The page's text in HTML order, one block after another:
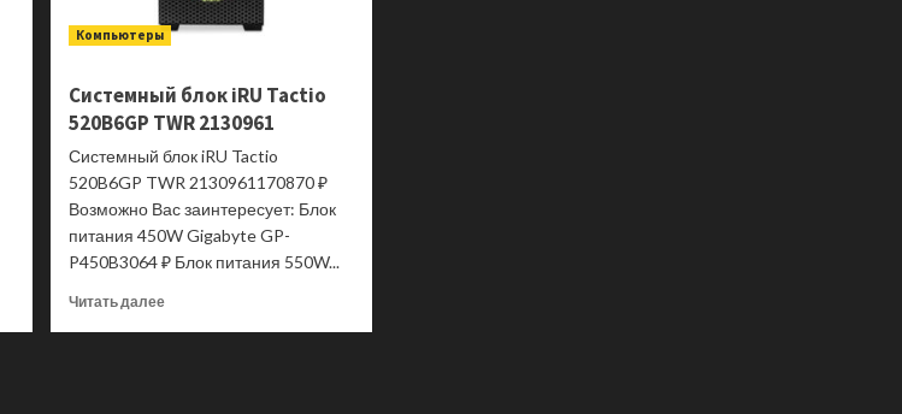
Компьютеры
Системный блок iRU Tactio
520B6GP TWR 2130961
Системный блок iRU Tactio
520B6GP TWR 2130961170870 ₽
Возможно Вас заинтересует: Блок
питания 450W Gigabyte GP-
P450B3064 ₽ Блок питания 550W...
Читать далееПрочитать